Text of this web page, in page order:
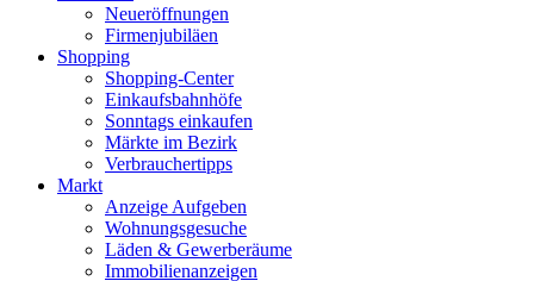
Neueröffnungen
Firmenjubiläen
Shopping
Shopping-Center
Einkaufsbahnhöfe
Sonntags einkaufen
Märkte im Bezirk
Verbrauchertipps
Markt
Anzeige Aufgeben
Wohnungsgesuche
Läden & Gewerberäume
Immobilienanzeigen